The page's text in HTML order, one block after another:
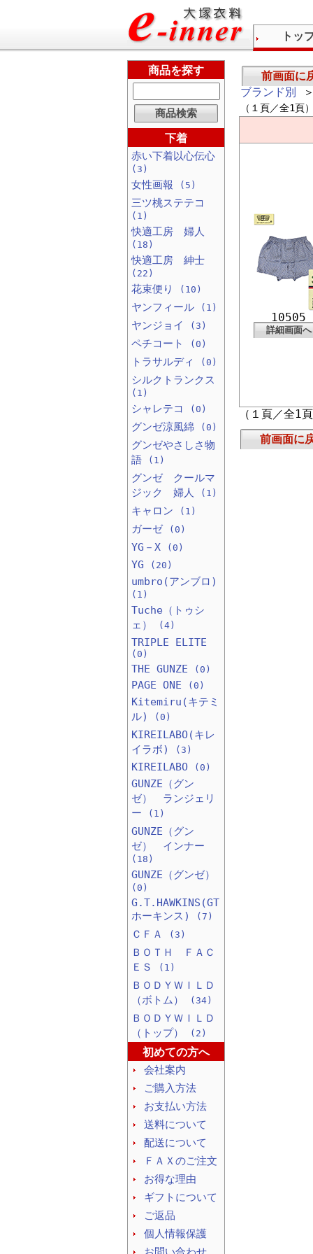
前画面に
ブランド別
（１頁／全1頁
10505
詳細画面へ
（１頁／全1
前画面に
商品を探す
下着
赤い下着以心伝心
(3)
女性画報 (5)
三ツ桃ステテコ
(1)
快適工房 婦人
(18)
快適工房 紳士
(22)
花束便り (10)
ヤンフィール (1)
ヤンジョイ (3)
ペチコート (0)
トラサルディ (0)
シルクトランクス
(1)
シャレテコ (0)
グンゼ涼風綿 (0)
グンゼやさしさ物
語
(1)
グンゼ クールマ
ジック 婦人
(1)
キャロン (1)
ガーゼ (0)
YG－X (0)
YG (20)
umbro(アンブロ)
(1)
Tuche（トゥシ
ェ）
(4)
TRIPLE ELITE
(0)
THE GUNZE (0)
PAGE ONE (0)
Kitemiru(キテミ
ル)
(0)
KIREILABO(キレ
イラボ)
(3)
KIREILABO (0)
GUNZE（グン
ゼ） ランジェリ
ー
(1)
GUNZE（グン
ゼ） インナー
(18)
GUNZE（グンゼ）
(0)
G.T.HAWKINS(GT
ホーキンス)
(7)
ＣＦＡ (3)
ＢＯＴＨ ＦＡＣ
ＥＳ
(1)
ＢＯＤＹＷＩＬＤ
（ボトム）
(34)
ＢＯＤＹＷＩＬＤ
（トップ）
(2)
初めての方へ
会社案内
ご購入方法
お支払い方法
送料について
配送について
ＦＡＸのご注文
お得な理由
ギフトについて
ご返品
個人情報保護
トッ